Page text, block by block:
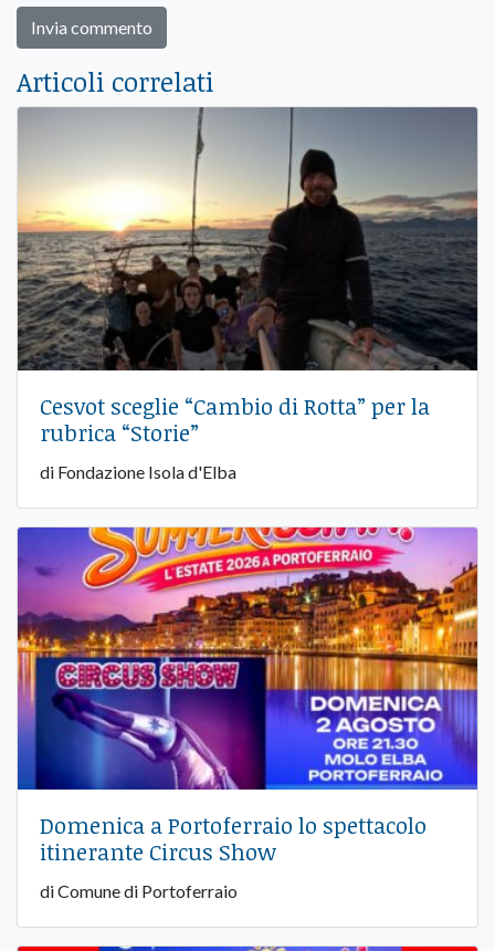
Articoli correlati
Cesvot sceglie “Cambio di Rotta” per la
rubrica “Storie”
di Fondazione Isola d'Elba
Domenica a Portoferraio lo spettacolo
itinerante Circus Show
di Comune di Portoferraio